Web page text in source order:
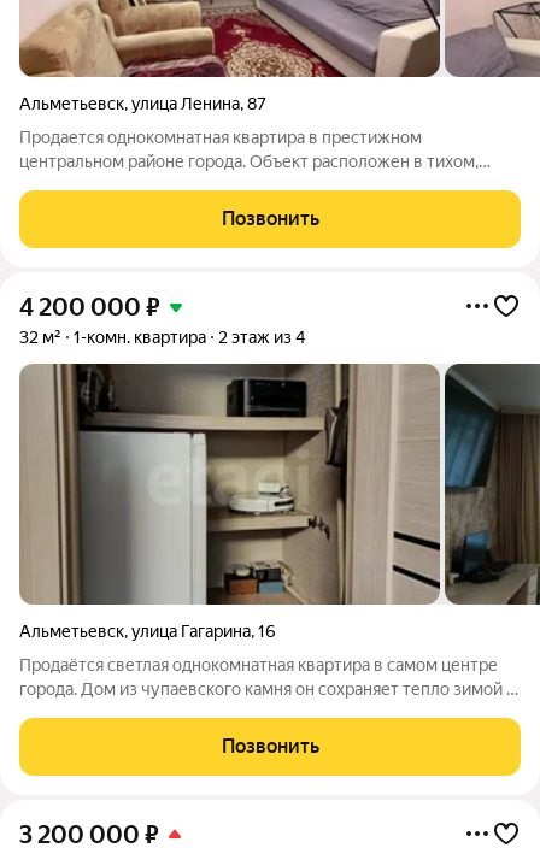
Альметьевск,улица Ленина,87
Продается однокомнатная квартира в престижном
центральном районе города. Объект расположен в тихом,
инфраструктуры находятся в шаговой доступности: каскад
прудов для прогулок, школы №15 и №17, детские
Позвонить
4 200 000 ₽
32 м² 1-комн. квартира 2 этаж из 4
Альметьевск,улица Гагарина,16
Продаётся светлая однокомнатная квартира в самом центре
города. Дом из чупаевского камня он сохраняет тепло зимой и
прудов, Городской парк, магазины, детские сады, школа,
аптеки и Дом
Позвонить
3 200 000 ₽